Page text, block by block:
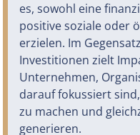
es, sowohl eine
positive soziale oder
erzielen. Im
Investitionen zielt
Unternehmen,
darauf fokussiert
zu machen und
generieren.